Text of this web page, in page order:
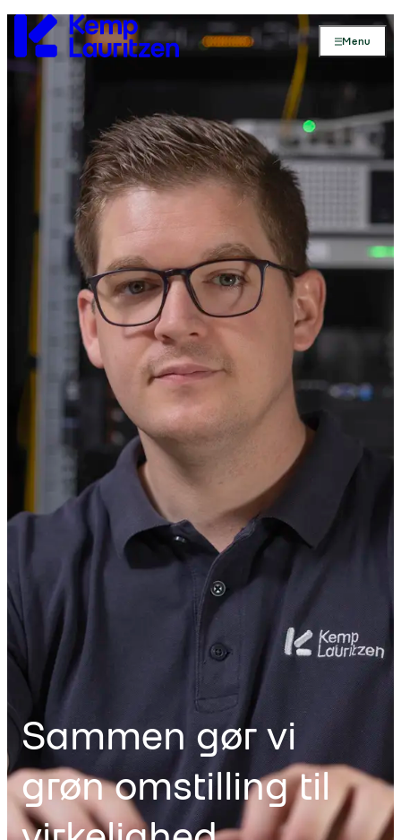
Gå til forsiden
Menu
Sammen gør vi
grøn omstilling til